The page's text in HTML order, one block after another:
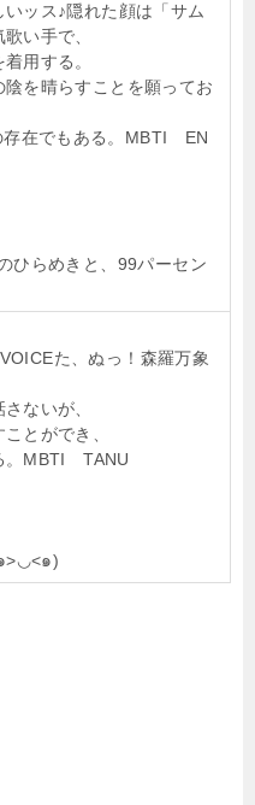
ッス♪隠れた顔は「サム
い手で、
用する。
を晴らすことを願ってお
存在でもある。MBTI EN
ひらめきと、99パーセン
た、ぬっ！森羅万象
ないが、
とができ、
。MBTI TANU
>◡<๑)